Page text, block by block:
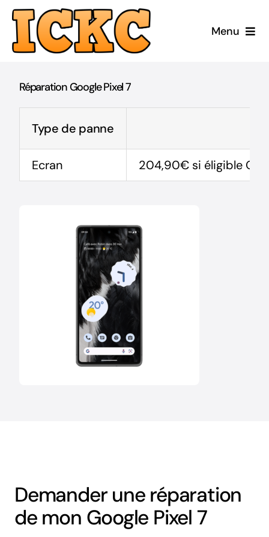
Passer
contenu
Menu
Acheter Reconditionné
Acheter Neuf
Blog
Réparation Google Pixel 7
Type de panne
Ecran 204,90€ si éligible
Demander une réparation
de mon Google Pixel 7